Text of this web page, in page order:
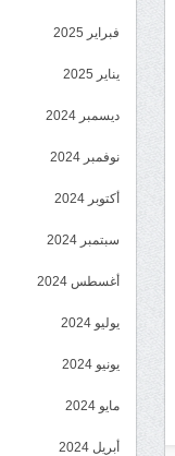
فبراير 2025
يناير 2025
ديسمبر 2024
نوفمبر 2024
أكتوبر 2024
سبتمبر 2024
أغسطس 2024
يوليو 2024
يونيو 2024
مايو 2024
أبريل 2024